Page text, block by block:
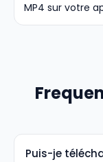
MP4 sur votre
Puis-je